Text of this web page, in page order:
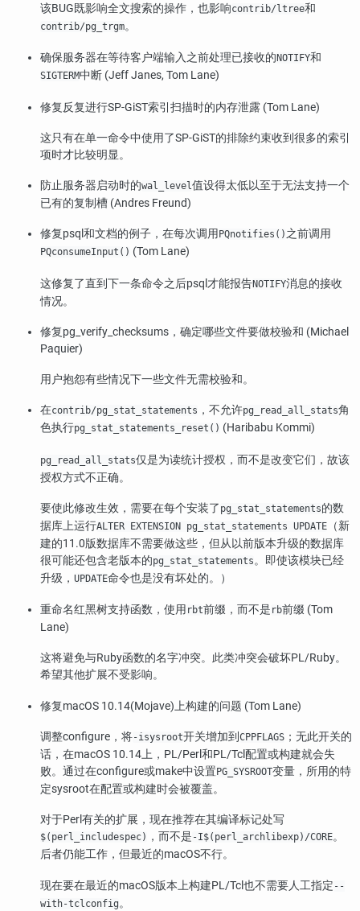
该BUG既影响全文搜索的操作，也影响contrib/ltree和
contrib/pg_trgm。
确保服务器在等待客户端输入之前处理已接收的 NOTIFY和
SIGTERM中断 (Jeff Janes, Tom Lane)
修复反复进行SP-GiST索引扫描时的内存泄露 (Tom Lane)
这只有在单一命令中使用了SP-GiST的排除约束收到很多的索引
项时才比较明显。
防止服务器启动时的wal_level值设得太低以至于无法支持一个
已有的复制槽 (Andres Freund)
修复psql 和文档的例子，在每次调用 PQnotifies() 之前调用
PQconsumeInput() (Tom Lane)
这修复了直到下一条命令之后psql 才能报告NOTIFY消息的接收
情况。
修复pg_verify_checksums ，确定哪些文件要做校验和 (Michael
Paquier)
用户抱怨有些情况下一些文件无需校验和。
在contrib/pg_stat_statements ，不允许pg_read_all_stats角
色执行pg_stat_statements_reset() (Haribabu Kommi)
pg_read_all_stats仅是为读统计授权，而不是改变它们，故该
授权方式不正确。
要使此修改生效，需要在每个安装了 pg_stat_statements的数
据库上运行ALTER EXTENSION pg_stat_statements UPDATE
（新
建的11.0版数据库不需要做这些，但从以前版本升级的数据库
很可能还包含老版本的pg_stat_statements。即使该模块已经
升级， UPDATE命令也是没有坏处的。）
重命名红黑树支持函数，使用 rbt前缀，而不是 rb前缀 (Tom
Lane)
这将避免与Ruby函数的名字冲突。此类冲突会破坏PL/Ruby。
希望其他扩展不受影响。
修复macOS 10.14(Mojave)上构建的问题 (Tom Lane)
调整configure ，将-isysroot开关增加到 CPPFLAGS ；无此开关的
话，在macOS 10.14上，PL/Perl和PL/Tcl配置或构建就会失
败。通过在configure或make中设置PG_SYSROOT变量，所用的特
定sysroot在配置或构建时会被覆盖。
对于Perl有关的扩展，现在推荐在其编译标记处写
$(perl_includespec) ，而不是 -I$(perl_archlibexp)/CORE。
后者仍能工作，但最近的macOS不行。
现在要在最近的macOS版本上构建PL/Tcl也不需要人工指定 --
with-tclconfig。